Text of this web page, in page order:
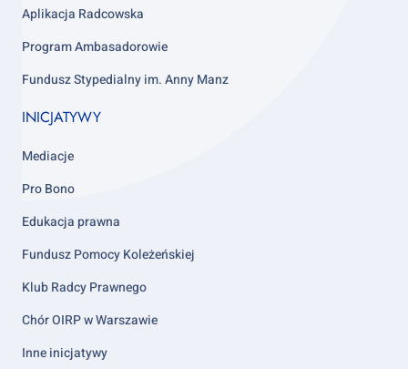
Aplikacja Radcowska
Program Ambasadorowie
Fundusz Stypedialny im. Anny Manz
INICJATYWY
Mediacje
Pro Bono
Edukacja prawna
Fundusz Pomocy Koleżeńskiej
Klub Radcy Prawnego
Chór OIRP w Warszawie
Inne inicjatywy